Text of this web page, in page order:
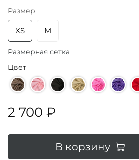
Размер
XS M
Размерная сетка
Цвет
2 700 ₽
В корзину